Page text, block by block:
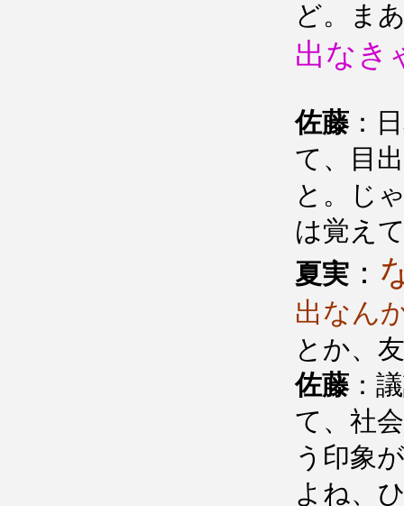
ど。ま
出なき
佐藤：
て、目
と。じ
は覚え
夏実 ：
出なん
とか、
佐藤：
て、社
う印象
よね、